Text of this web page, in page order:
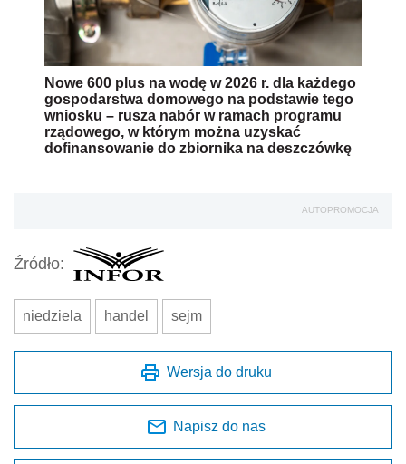
Nowe 600 plus na wodę w 2026 r. dla każdego
gospodarstwa domowego na podstawie tego
wniosku – rusza nabór w ramach programu
rządowego, w którym można uzyskać
dofinansowanie do zbiornika na deszczówkę
AUTOPROMOCJA
Źródło:
niedziela handel sejm
Wersja do druku
Napisz do nas